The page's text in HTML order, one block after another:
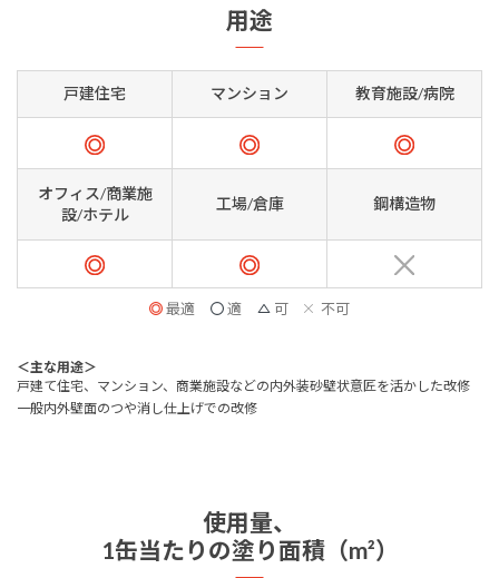
用途
戸建住宅 マンション 教育施設/病院
オフィス/商業施
設/ホテル
工場/倉庫 鋼構造物
最適 適 可 不可
＜主な用途＞
戸建て住宅、マンション、商業施設などの内外装砂壁状意匠を活かした改修
一般内外壁面のつや消し仕上げでの改修
使用量、
1缶当たりの塗り面積（m²）